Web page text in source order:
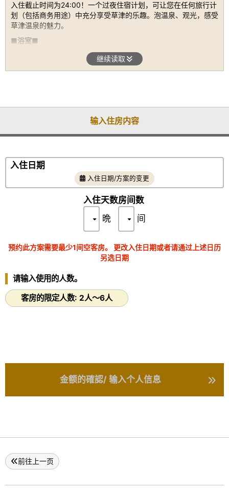
入住截止时间为24:00！一个过夜住宿计划，可让您在任何旅行计
划（包括商务用途）中充分享受草津的乐趣。泡温泉、观光，感受
草津温泉的魅力。
■浴室■
酒店的大浴场、露天浴池、包租浴池、各房间的半露天浴池均使用
源泉水。另外，大浴场的温泉水每天更换，让您可以享受到最新
鲜、最纯净的温泉水。 （深夜男女互换）4：00不能洗澡。
PH2.08
我们提供各种适合您的预算和客人数量的客房，包括于 2023 年 4
■ 地区旅游信息■
“日本三大名汤”之一的草津温泉，以其高效的温泉和漫步迷人的温
泉小镇的魅力而闻名。所有景点都在酒店的步行范围内。漫步其
中，不仅可以游览温泉，还可以品尝温泉美食。
《Yubatake》：距离酒店步行约4分钟
这个温泉位于温泉小镇的中心，是草津旅游业的象征，每分钟涌出
量。千万不要错过灯光璀璨的夜景！
《西之河原公园》：距离酒店步行约15分钟
河，形成瀑布和池塘的奇幻景观。
《大泷之汤》：距离酒店步行约1分钟
可以享受草津自古就有的传统“泡濑汤”的当日往返温泉设施，有不
街散步（我们将把您的汽车和行李寄存给您）！
*如果您驾车前来，请直接前往前门。放下行李后，工作人员将引
装备。
继续读取
输入住房内容
入住日期
入住日期/方案的变更
入住天数
晩
房间数
间
预约此方案需要最少1间空客房。 更改入住日期或者请通过上述日历
另选日期
请输入使用的人数。
客房的限定人数: 2人～6人
金额的確認/ 输入个人信息
前往上一页